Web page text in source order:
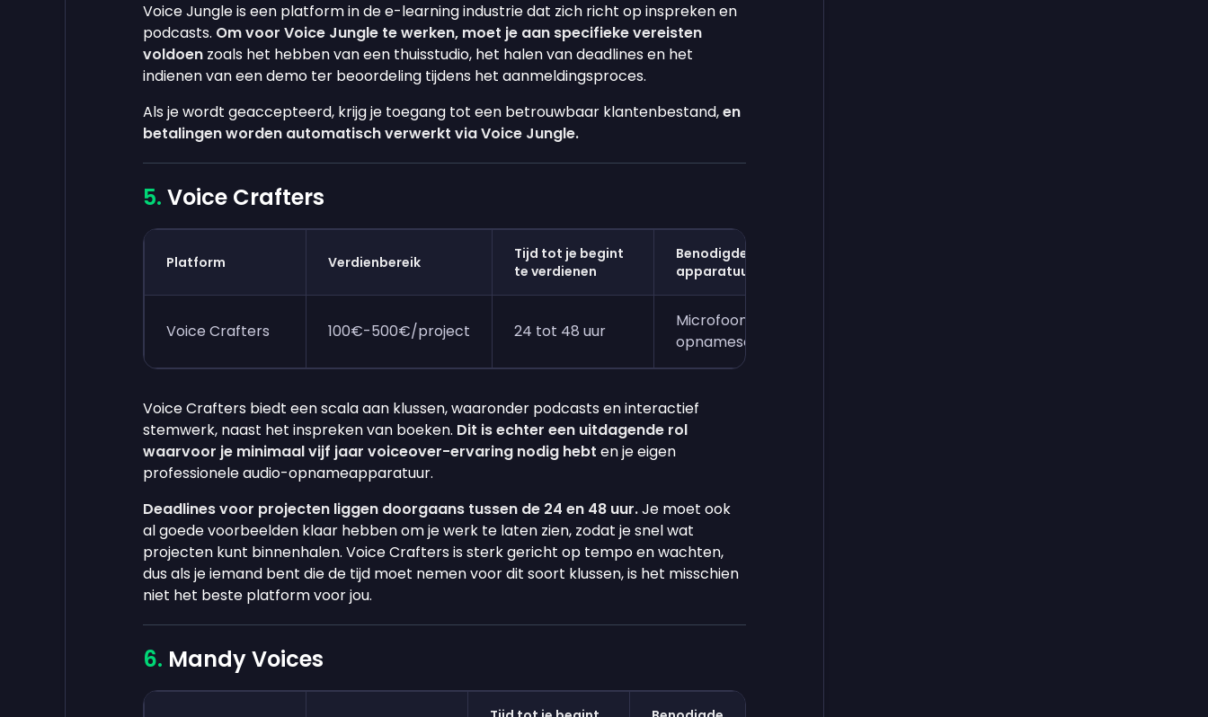
Voice Jungle is een platform in de e-learning industrie dat zich richt op inspreken en
podcasts. Om voor Voice Jungle te werken, moet je aan specifieke vereisten
voldoen zoals het hebben van een thuisstudio, het halen van deadlines en het
indienen van een demo ter beoordeling tijdens het aanmeldingsproces.
Als je wordt geaccepteerd, krijg je toegang tot een betrouwbaar klantenbestand,en
betalingen worden automatisch verwerkt via Voice Jungle.
Voice Crafters
Platform Verdienbereik
Tijd tot je begint
te verdienen
Benodigde
apparatuur
Voice Crafters 100€-500€/project 24 tot 48 uur
Microfoon en
opnamesoftware
Voice Crafters biedt een scala aan klussen, waaronder podcasts en interactief
stemwerk, naast het inspreken van boeken. Dit is echter een uitdagende rol
waarvoor je minimaal vijf jaar voiceover-ervaring nodig hebt en je eigen
professionele audio-opnameapparatuur.
Deadlines voor projecten liggen doorgaans tussen de 24 en 48 uur.Je moet ook
al goede voorbeelden klaar hebben om je werk te laten zien, zodat je snel wat
projecten kunt binnenhalen. Voice Crafters is sterk gericht op tempo en wachten,
dus als je iemand bent die de tijd moet nemen voor dit soort klussen, is het misschien
niet het beste platform voor jou.
Mandy Voices